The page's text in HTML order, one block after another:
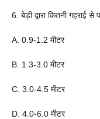
6. बेड़ी द्वारा कितनी गहराई से
A. 0.9-1.2 मीटर
B. 1.3-3.0 मीटर
C. 3.0-4.5 मीटर
D. 4.0-6.0 मीटर